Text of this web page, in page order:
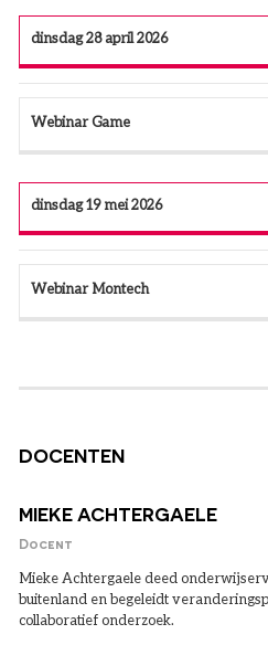
dinsdag 28 april 2026
Webinar Game
dinsdag 19 mei 2026
Webinar Montech
DOCENTEN
MIEKE ACHTERGAELE
Docent
Mieke Achtergaele deed
buitenland en begeleidt
collaboratief onderzoek.